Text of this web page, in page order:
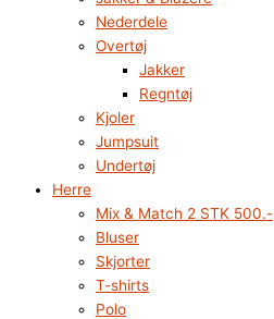
Nederdele
Overtøj
Jakker
Regntøj
Kjoler
Jumpsuit
Undertøj
Herre
Mix & Match 2 STK 500.-
Bluser
Skjorter
T-shirts
Polo